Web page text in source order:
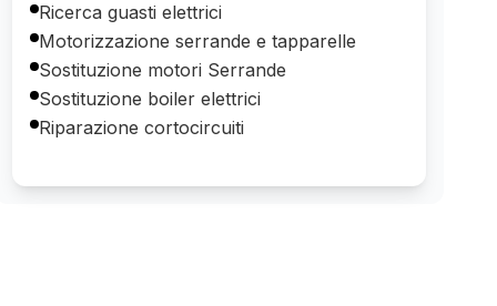
Ricerca guasti elettrici
Motorizzazione serrande e tapparelle
Sostituzione motori Serrande
Sostituzione boiler elettrici
Riparazione cortocircuiti